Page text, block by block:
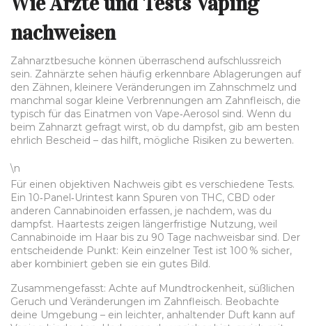
nachweisen
Zahnarztbesuche können überraschend aufschlussreich
sein. Zahnärzte sehen häufig erkennbare Ablagerungen auf
den Zähnen, kleinere Veränderungen im Zahnschmelz und
manchmal sogar kleine Verbrennungen am Zahnfleisch, die
typisch für das Einatmen von Vape‑Aerosol sind. Wenn du
beim Zahnarzt gefragt wirst, ob du dampfst, gib am besten
ehrlich Bescheid – das hilft, mögliche Risiken zu bewerten.
\n
Für einen objektiven Nachweis gibt es verschiedene Tests.
Ein 10‑Panel‑Urintest kann Spuren von THC, CBD oder
anderen Cannabinoiden erfassen, je nachdem, was du
dampfst. Haartests zeigen längerfristige Nutzung, weil
Cannabinoide im Haar bis zu 90 Tage nachweisbar sind. Der
entscheidende Punkt: Kein einzelner Test ist 100 % sicher,
aber kombiniert geben sie ein gutes Bild.
Zusammengefasst: Achte auf Mundtrockenheit, süßlichen
Geruch und Veränderungen im Zahnfleisch. Beobachte
deine Umgebung – ein leichter, anhaltender Duft kann auf